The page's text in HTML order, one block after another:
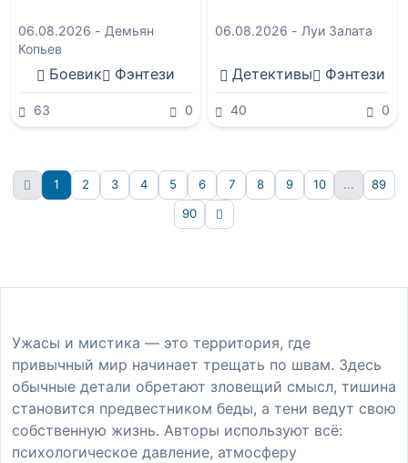
06.08.2026 - Демьян
Копьев
Боевик Фэнтези
63 0
06.08.2026 - Луи Залата
Детективы Фэнтези
40 0
1 2 3 4 5 6 7 8 9 10 ...
89
90
Вперёд
Ужасы и мистика — это территория, где
привычный мир начинает трещать по швам. Здесь
обычные детали обретают зловещий смысл, тишина
становится предвестником беды, а тени ведут свою
собственную жизнь. Авторы используют всё:
психологическое давление, атмосферу